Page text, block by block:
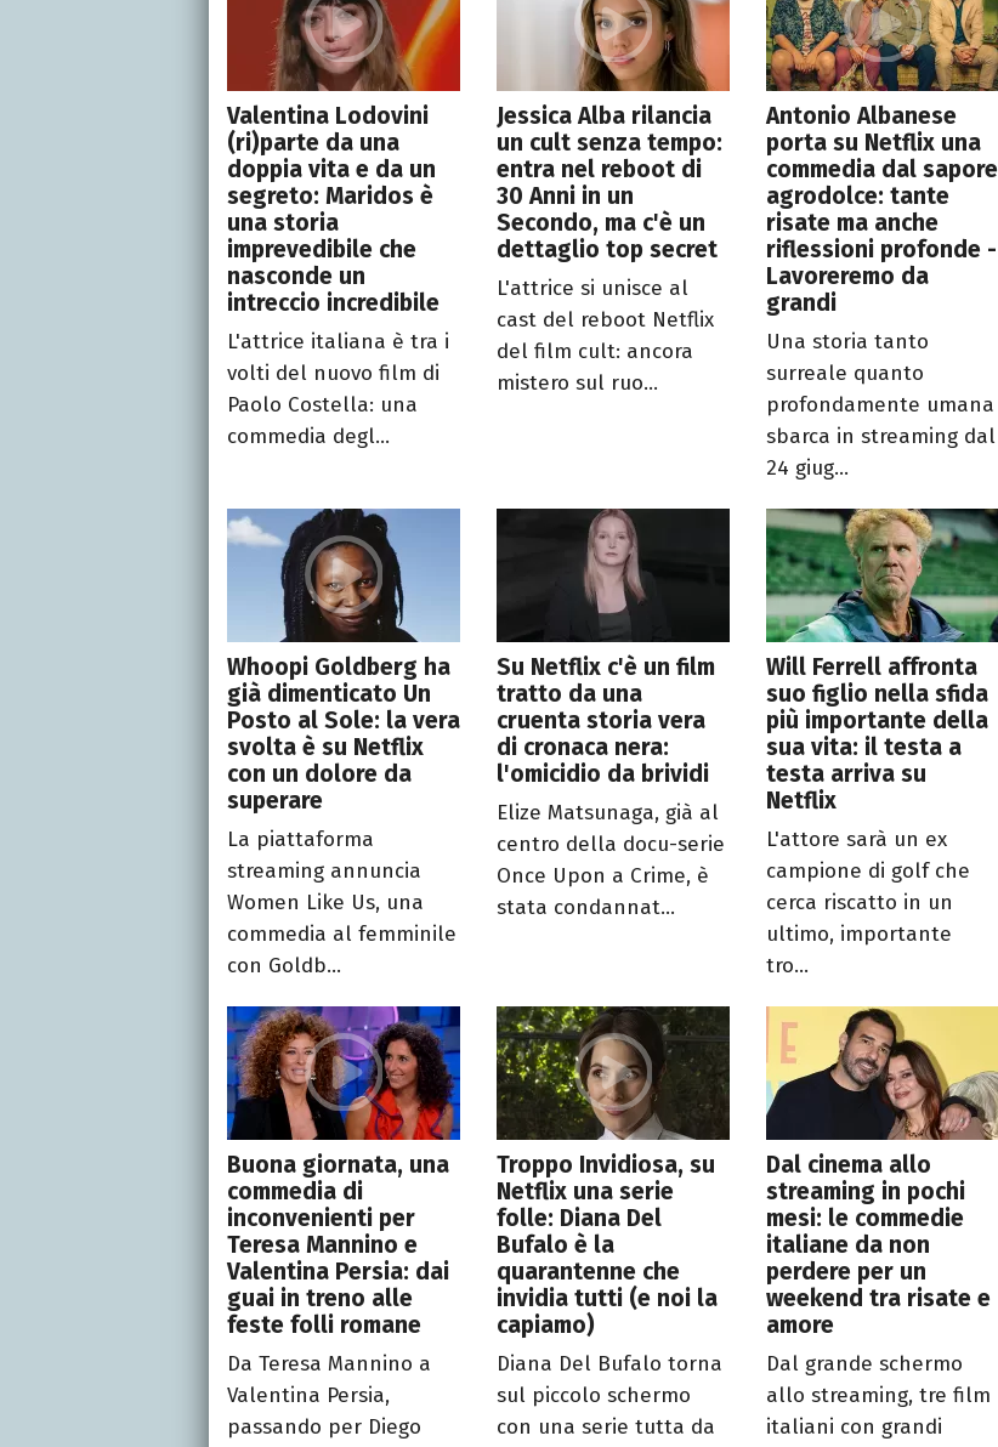
Valentina Lodovini
(ri)parte da una
doppia vita e da un
segreto: Maridos è
una storia
imprevedibile che
nasconde un
intreccio incredibile
L'attrice italiana è tra i
volti del nuovo film di
Paolo Costella: una
commedia degl...
Jessica Alba rilancia
un cult senza tempo:
entra nel reboot di
30 Anni in un
Secondo, ma c'è un
dettaglio top secret
L'attrice si unisce al
cast del reboot Netflix
del film cult: ancora
mistero sul ruo...
Antonio Albanese
porta su Netflix una
commedia dal sapore
agrodolce: tante
risate ma anche
riflessioni profonde -
Lavoreremo da
grandi
Una storia tanto
surreale quanto
profondamente umana
sbarca in streaming dal
24 giug...
Whoopi Goldberg ha
già dimenticato Un
Posto al Sole: la vera
svolta è su Netflix
con un dolore da
superare
La piattaforma
streaming annuncia
Women Like Us, una
commedia al femminile
con Goldb...
Su Netflix c'è un film
tratto da una
cruenta storia vera
di cronaca nera:
l'omicidio da brividi
Elize Matsunaga, già al
centro della docu-serie
Once Upon a Crime, è
stata condannat...
Will Ferrell affronta
suo figlio nella sfida
più importante della
sua vita: il testa a
testa arriva su
Netflix
L'attore sarà un ex
campione di golf che
cerca riscatto in un
ultimo, importante
tro...
Buona giornata, una
commedia di
inconvenienti per
Teresa Mannino e
Valentina Persia: dai
guai in treno alle
feste folli romane
Da Teresa Mannino a
Valentina Persia,
passando per Diego
Troppo Invidiosa, su
Netflix una serie
folle: Diana Del
Bufalo è la
quarantenne che
invidia tutti (e noi la
capiamo)
Diana Del Bufalo torna
sul piccolo schermo
con una serie tutta da
Dal cinema allo
streaming in pochi
mesi: le commedie
italiane da non
perdere per un
weekend tra risate e
amore
Dal grande schermo
allo streaming, tre film
italiani con grandi